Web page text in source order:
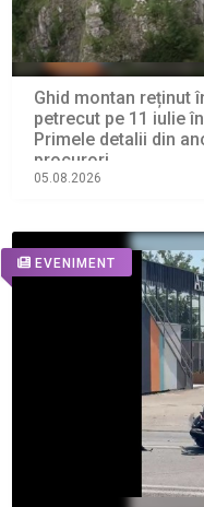
Ghid montan reținut
petrecut pe 11 iulie
Primele detalii din
procurori
05.08.2026
EVENIMENT